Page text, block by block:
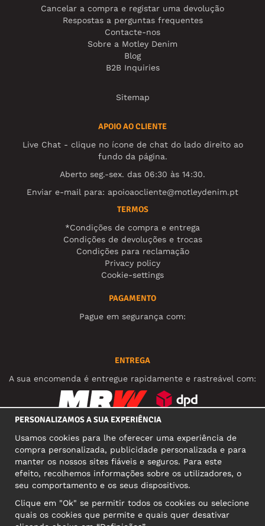
Cancelar a compra e registar uma devolução
Respostas a perguntas frequentes
Contacte-nos
Sobre a Motley Denim
Blog
B2B Inquiries
Sitemap
APOIO AO CLIENTE
Live Chat - clique no ícone de chat do lado direito ao
fundo da página.
Aberto seg.-sex. das 06:30 às 14:30.
Enviar e-mail para: apoioaocliente@motleydenim.pt
TERMOS
*Condições de compra e entrega
Condições de devoluções e trocas
Condições para reclamação
Privacy policy
Cookie-settings
PAGAMENTO
Pague em segurança com:
ENTREGA
A sua encomenda é entregue rapidamente e rastreável com:
MORADA COMERCIAL
Narva mnt 5, EE-10117 Tallinn
Reg: 12356245
PERSONALIZAMOS A SUA EXPERIÊNCIA
Usamos cookies para lhe oferecer uma experiência de
compra personalizada, publicidade personalizada e para
manter os nossos sites fiáveis e seguros. Para este
efeito, recolhemos informações sobre os utilizadores, o
seu comportamento e os seus dispositivos.
Clique em "Ok" se permitir todos os cookies ou selecione
quais os cookies que permite e quais quer desativar